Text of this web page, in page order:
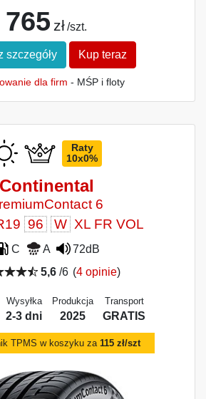
765 zł /szt.
szczegóły Kup teraz
dla firm - MŚP i floty
Raty
10x0%
Continental
6
96 W XL FR VOL
C A
72dB
5,6/6 (4 opinie)
Wysyłka
2-3 dni
Produkcja
2025
Transport
GRATIS
TPMS w koszyku za115 zł/szt